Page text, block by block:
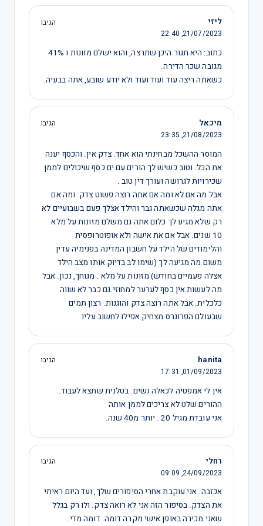
ליזי
הגיבו
21/07/2023,
22:40
כתוב: היא תגור היכן שתרצה, והוא ישלם מזונות ו 41%
מגובה שכר הדירה.
כשאתה ריצה עוד ועוד ועוד ולא יודע שובע, אתה בבעיה.
מיכאל
הגיבו
21/08/2023,
23:35
המוסר ההשכל מבחינתי הוא אחד. צדק אין. והכסף יענה
את הכל. וטוב כשיש לך הורים עם ים כסף שיכולים לממן
שכירויות לגרושה ועורך דין טוב .
אבל מה אם לא ומה אם אתה רוצה פשוט צדק. ומה אם
אתה מגלה שכשאתה גבר והילד אצלך פעם בשבועיים לא
רק שלא מגיע לך כלום אתה גם משלם מזונות על מלא
10 שנים. אבל אם את אישה ולא אופוטרופסית
והלימודים של הילד על חשבון המדינה בפנימיה עדין
משום מה מגיעה לך (שימו לב בדיוק אותו מצב הילד
אצלה פעמיים בחודש) מזונות על מלא . מגוחך, נכון. אבל
מה לעשות אין כסף לערער למחוזי.גם כבר לא שווה
כלכלית. אבל אתה רוצה צדק והוגנות. רצון תמים
שבעולם הפרוגרס מצחיק אפילו לחשוב עליו.
hanita
הגיבו
01/09/2023,
17:31
אין לי אמפטיה לכאלה נשים. בטלנית שתצא לעבוד.
ההורים שלט לא צריכים לממן אותה
אני עובדת מגיל 20 . יותר מ40 שנה.
רחלי
הגיבו
24/09/2023,
09:09
אכזבה. אני עוקבת אחרי הסיפורים שלך, ועד היום ראיתי
את הצדק. בסיפור הזה אני לא רואה צדק. ולו רק בגלל
שאני מכירה באופן אישי מקרה דומה. דומה מדי.